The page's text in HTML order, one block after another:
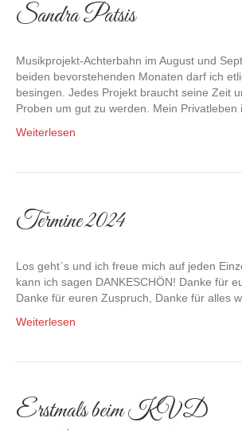
Sandra Patsis
Musikprojekt-Achterbahn im August und
beiden bevorstehenden Monaten darf ich
besingen. Jedes Projekt braucht seine Zeit
Proben um gut zu werden. Mein Privatleben
Weiterlesen
Termine 2024
Los geht`s und ich freue mich auf jeden
kann ich sagen DANKESCHÖN! Danke für
Danke für euren Zuspruch, Danke für alles
Weiterlesen
Erstmals beim KVD